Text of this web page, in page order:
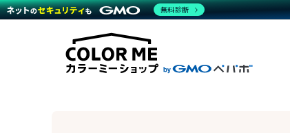
商材一覧を見る
機能一覧を見る
料金
プラン・料金一覧を見る
事例
運営サポート
サポート一覧を見る
無料診断